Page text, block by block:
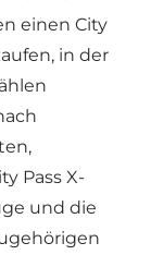
einen City
in der
Pass X-
und die